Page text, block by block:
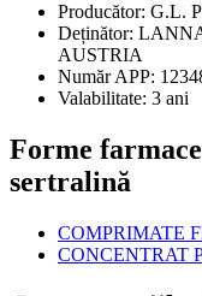
Producător: G.L.
Deținător:
AUSTRIA
Număr APP:
Valabilitate: 3 ani
Forme
sertralină
COMPRIMATE
CONCENTRAT